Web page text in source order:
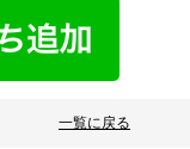
一覧に戻る